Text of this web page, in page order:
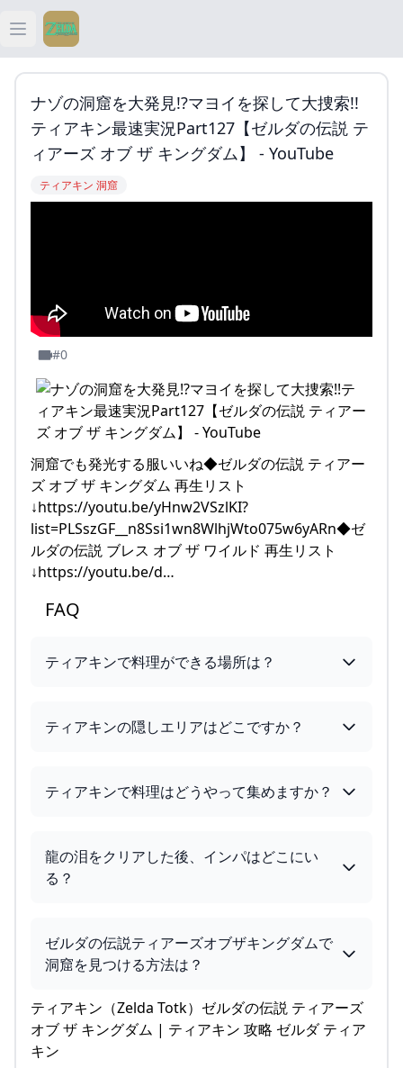
Open main menu
ティアキン
ティアキン 祠
ティアキン 武器
ナゾの洞窟を大発見!?マヨイを探して大捜索!!
ティアキン最速実況Part127【ゼルダの伝説 テ
ィアーズ オブ ザ キングダム】 - YouTube
ティアキン 洞窟
#0
洞窟でも発光する服いいね◆ゼルダの伝説 ティアー
ズ オブ ザ キングダム 再生リスト
↓https://youtu.be/yHnw2VSzlKI?
list=PLSszGF__n8Ssi1wn8WlhjWto075w6yARn◆ゼ
ルダの伝説 ブレス オブ ザ ワイルド 再生リスト
↓https://youtu.be/d…
FAQ
ティアキンで料理ができる場所は？
ティアキンの隠しエリアはどこですか？
ティアキンで料理はどうやって集めますか？
龍の泪をクリアした後、インパはどこにい
る？
ゼルダの伝説ティアーズオブザキングダムで
洞窟を見つける方法は？
ティアキン（Zelda Totk）ゼルダの伝説 ティアーズ
オブ ザ キングダム | ティアキン 攻略 ゼルダ ティア
キン